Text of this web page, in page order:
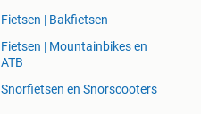
Fietsen | Bakfietsen
Fietsen | Mountainbikes en
ATB
Snorfietsen en Snorscooters